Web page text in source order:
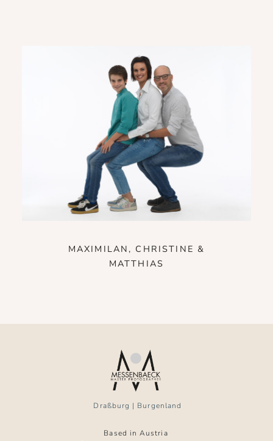
MAXIMILAN, CHRISTINE &
MATTHIAS
Draßburg | Burgenland
Based in Austria